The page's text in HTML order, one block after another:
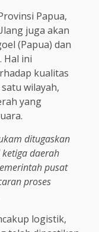
Papua,
juga akan
(Papua) dan
Hal ini
kualitas
wilayah,
yang
ditugaskan
daerah
pusat
proses
logistik,